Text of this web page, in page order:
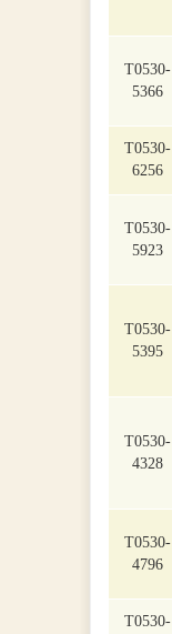
T0530-
5366
T0530-
6256
T0530-
5923
T0530-
5395
T0530-
4328
T0530-
4796
T0530-